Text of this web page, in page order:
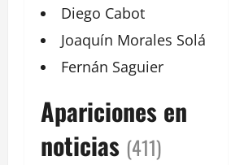
Diego Cabot
Joaquín Morales Solá
Fernán Saguier
Apariciones en
noticias (411)